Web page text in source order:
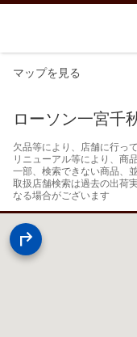
マップを見る
ローソン一宮千
欠品等により、店舗に行っ
リニューアル等により、商
一部、検索できない商品、
取扱店舗検索は過去の出荷
なる場合がございます